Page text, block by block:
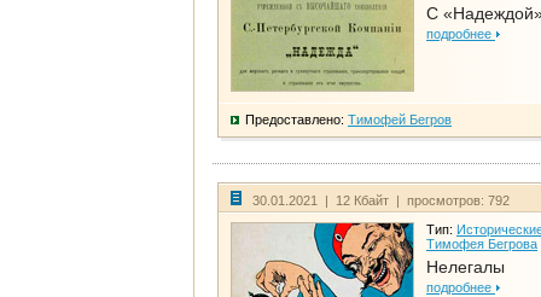
С
подробнее
Предоставлено: Тимофей Бегров
30.01.2021 | 12 Кбайт | просмотров: 792
Тип:
Тимофея Бегрова
Нелегалы
подробнее